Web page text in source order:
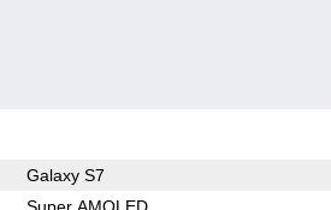
Galaxy S7
Super AMOLED